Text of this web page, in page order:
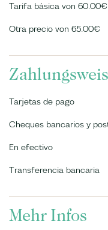
Tarifa básica von 60.00€
Otra precio von 65.00€
Tarjetas de pago
Cheques bancarios y
En efectivo
Transferencia bancaria
Mehr Infos